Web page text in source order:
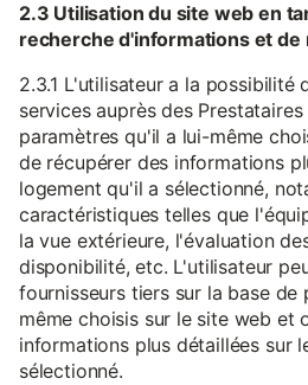
2.3 Utilisation du site web en
recherche d'informations et de
2.3.1 L'utilisateur a la possibilité
services auprès des
paramètres qu'il a lui-même
de récupérer des informations
logement qu'il a sélectionné,
caractéristiques telles que
la vue extérieure, l'évaluation
disponibilité, etc. L'utilisateur
fournisseurs tiers sur la base
même choisis sur le site web et
informations plus détaillées sur
sélectionné.